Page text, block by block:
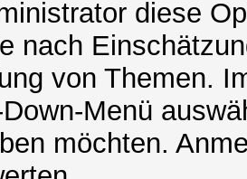
diese
nach
von Themen.
Menü
möchten.